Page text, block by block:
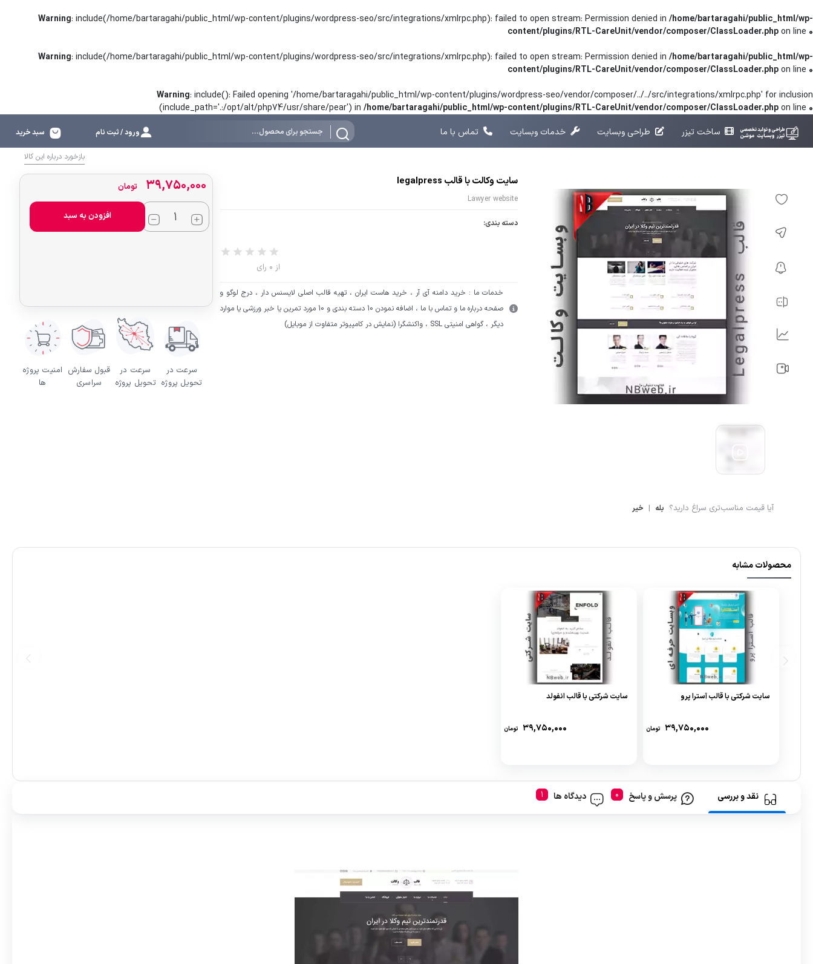
Warning: include(/home/bartaragahi/public_html/wp-content/plugins/wordpress-seo/src/integrations/xmlrpc.php): failed to open stream: Permission denied in /home/bartaragahi/public_html/wp-
content/plugins/RTL-CareUnit/vendor/composer/ClassLoader.phpon line 0
Warning: include(/home/bartaragahi/public_html/wp-content/plugins/wordpress-seo/src/integrations/xmlrpc.php): failed to open stream: Permission denied in /home/bartaragahi/public_html/wp-
content/plugins/RTL-CareUnit/vendor/composer/ClassLoader.phpon line 0
Warning: include(): Failed opening '/home/bartaragahi/public_html/wp-content/plugins/wordpress-seo/vendor/composer/../../src/integrations/xmlrpc.php' for inclusion
(include_path='.:/opt/alt/php74/usr/share/pear') in /home/bartaragahi/public_html/wp-content/plugins/RTL-CareUnit/vendor/composer/ClassLoader.phpon line 0
ساخت تیزر
طراحی وبسایت خدمات وبسایت تماس با ما ورود / ثبت نام سبد خرید
بازخورد درباره این کالا
آیا قیمت مناسب‌تری سراغ دارید؟ بله | خیر
سایت وکالت با قالب legalpress
Lawyer website
دسته بندی:
از 0 رای
خدمات ما : خرید دامنه آی آر ، خرید هاست ایران ، تهیه قالب اصلی لایسنس دار ، درج لوگو و
صفحه درباره ما و تماس با ما ، اضافه نمودن 10 دسته بندی و 10 مورد تمرین یا خبر ورزشی یا موارد
دیگر ، گواهی امنیتی SSL ، واکنشگرا (نمایش در کامپیوتر متفاوت از موبایل)
۳۹,۷۵۰,۰۰۰ تومان
افزودن به سبد
سرعت در
تحویل پروژه
سرعت در
تحویل پروژه
قبول سفارش
سراسری
امنیت پروژه
ها
محصولات مشابه
سایت شرکتی با قالب آسترا پرو
۳۹,۷۵۰,۰۰۰ تومان
سایت شرکتی با قالب انفولد
۳۹,۷۵۰,۰۰۰ تومان
نقد و بررسی پرسش و پاسخ دیدگاه ها